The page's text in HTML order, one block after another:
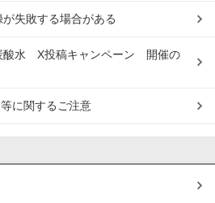
が失敗する場合がある
酸水 X投稿キャンペーン 開催の
に関するご注意